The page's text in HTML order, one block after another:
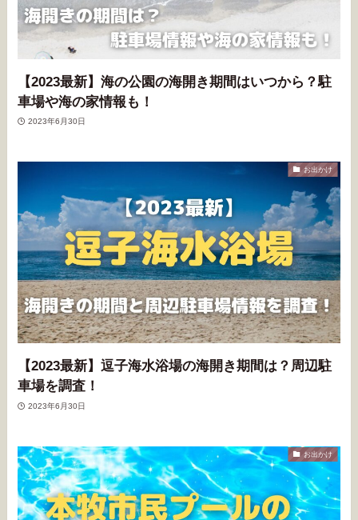
【2023最新】海の公園の海開き期間はいつから？駐
車場や海の家情報も！
2023年6月30日
お出かけ
【2023最新】逗子海水浴場の海開き期間は？周辺駐
車場を調査！
2023年6月30日
お出かけ